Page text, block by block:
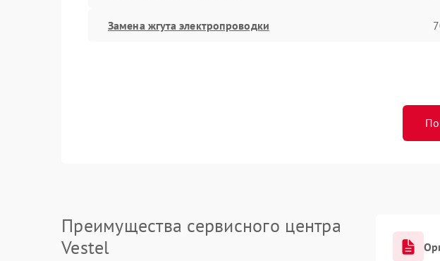
Замена жгута электропроводки
Преимущества сервисного центра
Vestel